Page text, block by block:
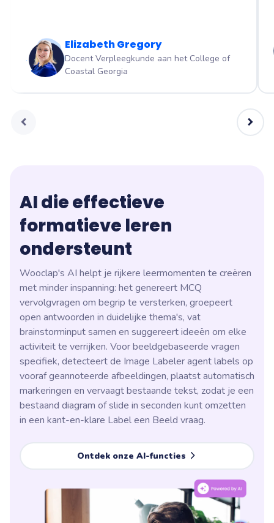
Elizabeth Gregory
Docent Verpleegkunde aan het College of
Coastal Georgia
AI die effectieve
formatieve leren
ondersteunt
Wooclap's AI helpt je rijkere leermomenten te creëren
met minder inspanning: het genereert MCQ
vervolgvragen om begrip te versterken, groepeert
open antwoorden in duidelijke thema's, vat
brainstorminput samen en suggereert ideeën om elke
activiteit te verrijken. Voor beeldgebaseerde vragen
specifiek, detecteert de Image Labeler agent labels op
vooraf geannoteerde afbeeldingen, plaatst automatisch
markeringen en vervaagt bestaande tekst, zodat je een
bestaand diagram of slide in seconden kunt omzetten
in een kant-en-klare Label een Beeld vraag.
Ontdek onze AI-functies